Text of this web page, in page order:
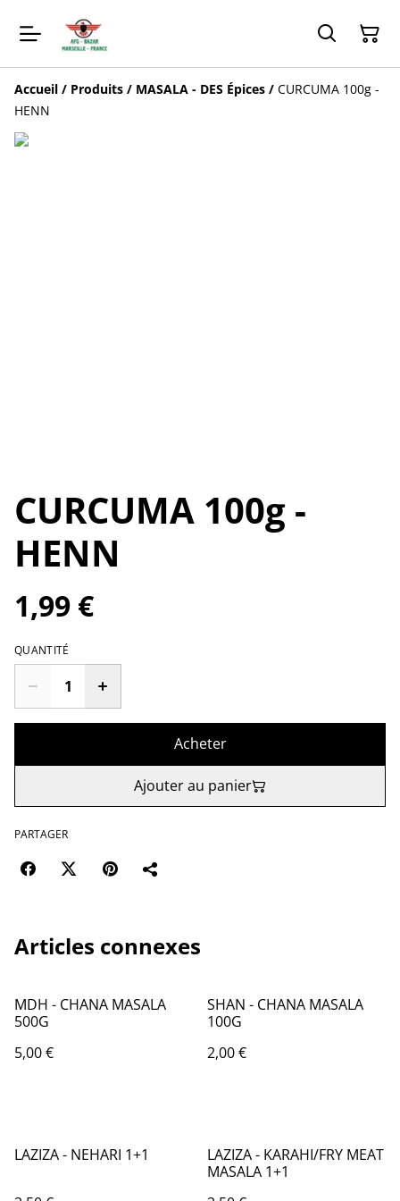
Accueil / Produits / MASALA - DES Épices / CURCUMA 100g -
HENN
CURCUMA 100g -
HENN
1,99 €
QUANTITÉ
Acheter
Ajouter au panier
PARTAGER
Articles connexes
MDH - CHANA MASALA
500G
5,00 €
SHAN - CHANA MASALA
100G
2,00 €
LAZIZA - NEHARI 1+1
LAZIZA - KARAHI/FRY MEAT
MASALA 1+1